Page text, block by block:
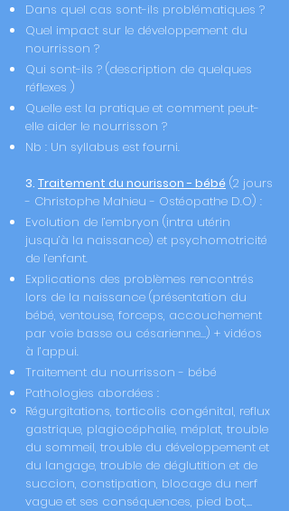
Dans quel cas sont-ils problématiques ?
Quel impact sur le développement du
nourrisson ?
Qui sont-ils ? (description de quelques
réflexes )
Quelle est la pratique et comment peut-
elle aider le nourrisson ?
Nb : Un syllabus est fourni.
3. Traitement du nourisson - bébé (2 jours
- Christophe Mahieu - Ostéopathe D.O) :
Evolution de l’embryon (intra utérin
jusqu’à la naissance) et psychomotricité
de l’enfant.
Explications des problèmes rencontrés
lors de la naissance (présentation du
bébé, ventouse, forceps, accouchement
par voie basse ou césarienne…) + vidéos
à l’appui.
Traitement du nourrisson - bébé
Pathologies abordées :
Régurgitations, torticolis congénital, reflux
gastrique, plagiocéphalie, méplat, trouble
du sommeil, trouble du développement et
du langage, trouble de déglutition et de
succion, constipation, blocage du nerf
vague et ses conséquences, pied bot,…